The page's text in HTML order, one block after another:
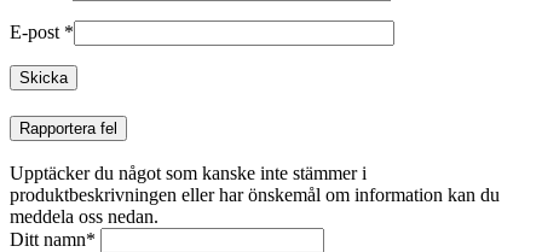
E-post *
Rapportera fel
Upptäcker du något som kanske inte stämmer i
produktbeskrivningen eller har önskemål om information kan du
meddela oss nedan.
Ditt namn*